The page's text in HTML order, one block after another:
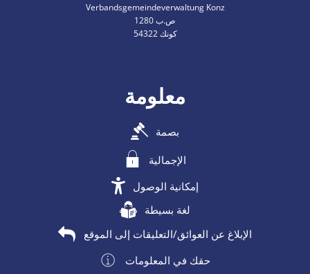
Verbandsgemeindeverwaltung Konz
ص.ب 1280
54322 كونك
معلومة
بصمة
الإجمالية
إمكانية الوصول
لغة بسيطة
الإبلاغ عن العوائق/التعليقات إلى الموقع
حقك في المعلومات